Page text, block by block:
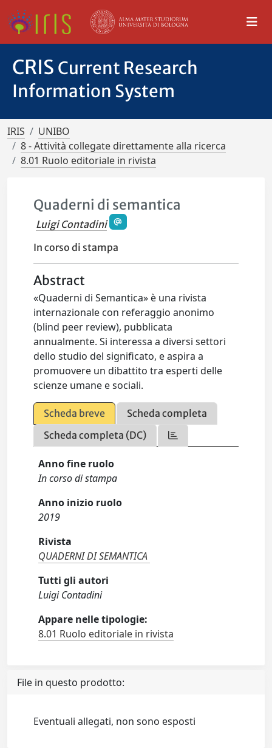
CRIS Current Research
Information System
IRIS
UNIBO
8 - Attività collegate direttamente alla ricerca
8.01 Ruolo editoriale in rivista
Quaderni di semantica
Luigi Contadini
In corso di stampa
Abstract
«Quaderni di Semantica» è una rivista
internazionale con referaggio anonimo
(blind peer review), pubblicata
annualmente. Si interessa a diversi settori
dello studio del significato, e aspira a
promuovere un dibattito tra esperti delle
scienze umane e sociali.
Scheda breve
Scheda completa
Scheda completa (DC)
Anno fine ruolo
In corso di stampa
Anno inizio ruolo
2019
Rivista
QUADERNI DI SEMANTICA
Tutti gli autori
Luigi Contadini
Appare nelle tipologie:
8.01 Ruolo editoriale in rivista
File in questo prodotto:
Eventuali allegati, non sono esposti